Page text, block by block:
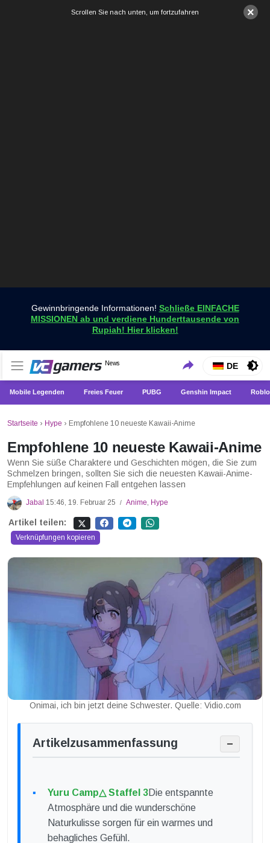
×
Scrollen Sie nach unten, um fortzufahren
Gewinnbringende Informationen! Schließe EINFACHE
MISSIONEN ab und verdiene Hunderttausende von
Rupiah! Hier klicken!
VCGamers-Neuigkeiten
News
Holen Sie sich die neuesten Spielnachrichten nur bei
VCGamers
DE
Mobile Legenden Freies Feuer PUBG Genshin Impact
Startseite › Hype › Empfohlene 10 neueste Kawaii-Anime
Empfohlene 10 neueste Kawaii-Anime
Wenn Sie süße Charaktere und Geschichten mögen, die Sie zum
Schmelzen bringen, sollten Sie sich die neuesten Kawaii-Anime-
Empfehlungen auf keinen Fall entgehen lassen
Jabal 15:46, 19. Februar 25 / Anime, Hype
Artikel teilen:
Verknüpfungen kopieren
Onimai, ich bin jetzt deine Schwester. Quelle: Vidio.com
Artikelzusammenfassung −
Yuru Camp△ Staffel 3Die entspannte
Atmosphäre und die wunderschöne
Naturkulisse sorgen für ein warmes und
behagliches Gefühl.